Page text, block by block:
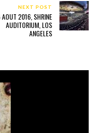
NEXT POST
2016, SHRINE
AUDITORIUM, LOS
ANGELES